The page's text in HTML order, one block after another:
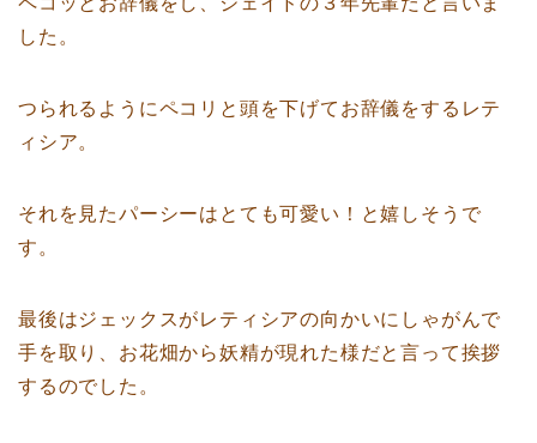
した。
つられるようにペコリと頭を下げてお辞儀をするレテ
ィシア。
それを見たパーシーはとても可愛い！と嬉しそうで
す。
最後はジェックスがレティシアの向かいにしゃがんで
手を取り、お花畑から妖精が現れた様だと言って挨拶
するのでした。